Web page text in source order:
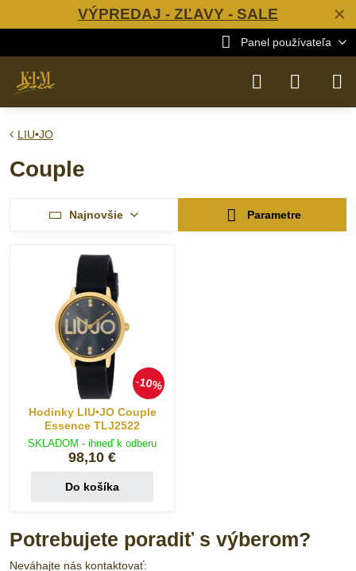
✕
VÝPREDAJ - ZĽAVY - SALE
Panel používateľa
LIU•JO
Couple
Najnovšie Parametre
10%
Hodinky LIU•JO Couple
Essence TLJ2522
SKLADOM - ihneď k odberu
98,10 €
Do košíka
Potrebujete poradiť s výberom?
Neváhajte nás kontaktovať: